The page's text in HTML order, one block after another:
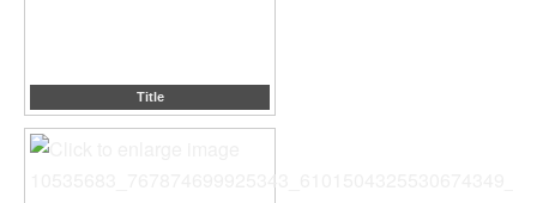
Title